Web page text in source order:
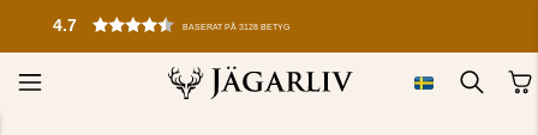
4.7 BASERAT PÅ 3128 BETYG